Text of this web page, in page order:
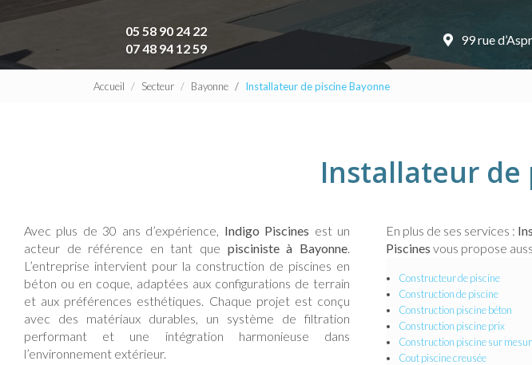
05 58 90 24 22
07 48 94 12 59
99 rue
Accueil Secteur Bayonne Installateur de piscine Bayonne
Installateur de
Avec plus de 30 ans d’expérience, Indigo Piscines est un
acteur de référence en tant que pisciniste à Bayonne.
L’entreprise intervient pour la construction de piscines en
béton ou en coque, adaptées aux configurations de terrain
et aux préférences esthétiques. Chaque projet est conçu
avec des matériaux durables, un système de filtration
performant et une intégration harmonieuse dans
l’environnement extérieur.
En plus de ses services :
Piscines vous propose
Constructeur de piscine
Construction de piscine
Construction piscine béton
Construction piscine prix
Construction piscine sur
Cout piscine creusée